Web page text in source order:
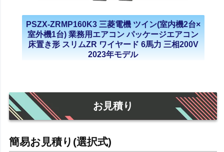
PSZX-ZRMP160K3 三菱電機 ツイン(室内機2台×
室外機1台) 業務用エアコン パッケージエアコン
床置き形 スリムZR ワイヤード 6馬力 三相200V
2023年モデル
お見積り